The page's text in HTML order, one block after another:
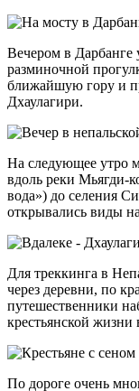
Вечером в Дарбанге
разминочной
ближайшую гору и
Дхаулагири.
На следующее утро
вдоль реки Мьягди-
вода») до селения
открывались виды
Для треккинга в
через деревни, по
путешественники
крестьянской жизни
По дороге очень